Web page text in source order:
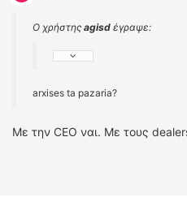
Ο χρήστης agisd έγραψε:
arxises ta pazaria?
Με την CEO ναι. Με τους